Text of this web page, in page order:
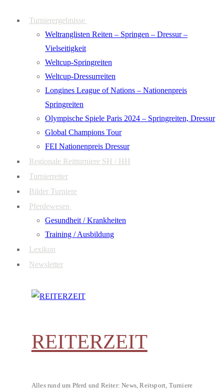
Turnierergebnisse
Weltranglisten Reiten – Springen – Dressur –
Vielseitigkeit
Weltcup-Springreiten
Weltcup-Dressurreiten
Longines League of Nations – Nationenpreis
Springreiten
Olympische Spiele Paris 2024 – Springreiten, Dressur
Global Champions Tour
FEI Nationenpreis Dressur
Regionale Reitturniere SH / HH
Turnierreiter
Bilder Turniere
Pferdewesen
Gesundheit / Krankheiten
Training / Ausbildung
Lexikon
Newsletter
REITERZEIT
Alles rund um Pferd und Reiter: News, Reitsport, Turniere